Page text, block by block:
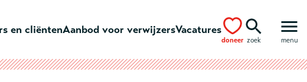
en cliëntenAanbod voor verwijzersVacatures
doneer zoek menu